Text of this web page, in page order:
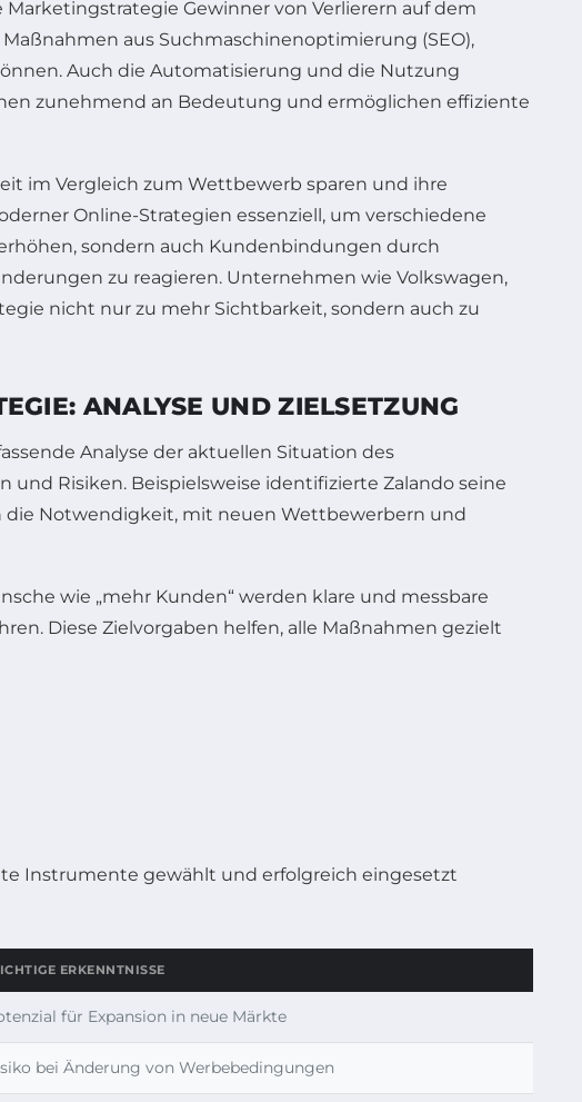
Gewinner von Verlierern auf dem
aus Suchmaschinenoptimierung (SEO),
Auch die Automatisierung und die Nutzung
zunehmend an Bedeutung und ermöglichen effiziente
im Vergleich zum Wettbewerb sparen und ihre
Online-Strategien essenziell, um verschiedene
sondern auch Kundenbindungen durch
zu reagieren. Unternehmen wie Volkswagen,
nicht nur zu mehr Sichtbarkeit, sondern auch zu
ANALYSE UND ZIELSETZUNG
Analyse der aktuellen Situation des
und Risiken. Beispielsweise identifizierte Zalando seine
Notwendigkeit, mit neuen Wettbewerbern und
wie „mehr Kunden“ werden klare und messbare
Diese Zielvorgaben helfen, alle Maßnahmen gezielt
Instrumente gewählt und erfolgreich eingesetzt
ERKENNTNISSE
für Expansion in neue Märkte
bei Änderung von Werbebedingungen